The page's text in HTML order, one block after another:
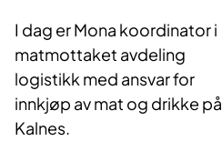
I dag er Mona koordinator i
matmottaket avdeling
logistikk med ansvar for
innkjøp av mat og drikke på
Kalnes.